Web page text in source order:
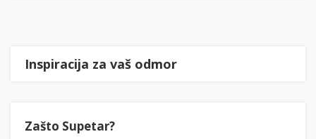
Inspiracija za vaš odmor
Zašto Supetar?